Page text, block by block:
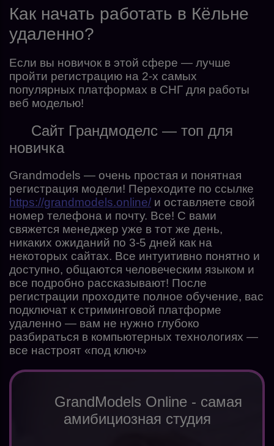
Как начать работать в Кёльне
удаленно?
Если вы новичок в этой сфере — лучше
пройти регистрацию на 2-х самых
популярных платформах в СНГ для работы
веб моделью!
Сайт Грандмоделс — топ для
новичка
Grandmodels — очень простая и понятная
регистрация модели! Переходите по ссылке
https://grandmodels.online/ и оставляете свой
номер телефона и почту. Все! С вами
свяжется менеджер уже в тот же день,
никаких ожиданий по 3-5 дней как на
некоторых сайтах. Все интуитивно понятно и
доступно, общаются человеческим языком и
все подробно рассказывают! После
регистрации проходите полное обучение, вас
подключат к стриминговой платформе
удаленно — вам не нужно глубоко
разбираться в компьютерных технологиях —
все настроят «под ключ»
GrandModels Online - самая
амибициозная студия